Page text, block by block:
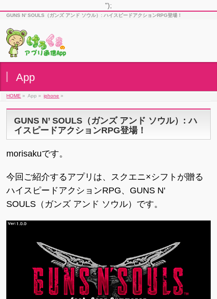
");
GUNS N’ SOULS（ガンズ アンド ソウル）: ハイスピードアクションRPG登場！
App
HOME » App » iphone »
GUNS N’ SOULS（ガンズ アンド ソウル）: ハ
イスピードアクションRPG登場！
morisakuです。
今回ご紹介するアプリは、スクエニ×シフトが贈る
ハイスピードアクションRPG、GUNS N'
SOULS（ガンズ アンド ソウル）です。